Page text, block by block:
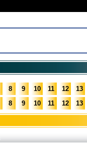
8 9 10 11 12 13
8 9 10 11 12 13